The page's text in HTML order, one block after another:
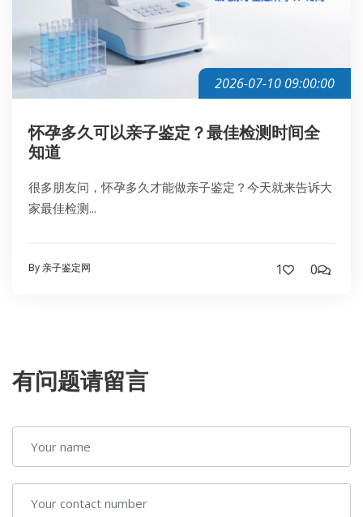
2026-07-10 09:00:00
怀孕多久可以亲子鉴定？最佳检测时间全
知道
很多朋友问，怀孕多久才能做亲子鉴定？今天就来告诉大
家最佳检测...
By 亲子鉴定网 1 0
有问题请留言